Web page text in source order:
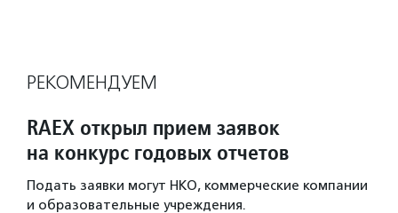
РЕКОМЕНДУЕМ
RAEX открыл прием заявок
на конкурс годовых отчетов
Подать заявки могут НКО, коммерческие компании
и образовательные учреждения.